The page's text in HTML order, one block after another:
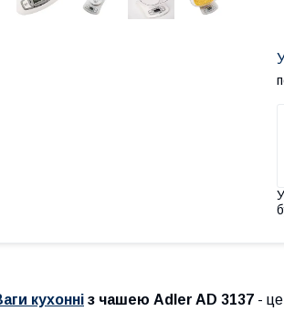
кухонні з чашею Adler AD 3137 -